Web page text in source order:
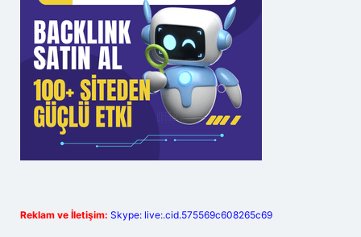
Reklam ve İletişim: Skype: live:.cid.575569c608265c69